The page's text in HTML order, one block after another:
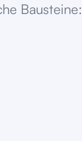
Bausteine: